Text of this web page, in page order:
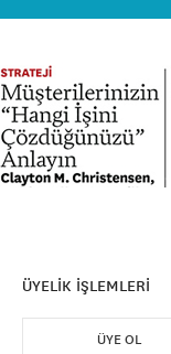
ÜYELİK İŞLEMLERİ
ÜYE OL